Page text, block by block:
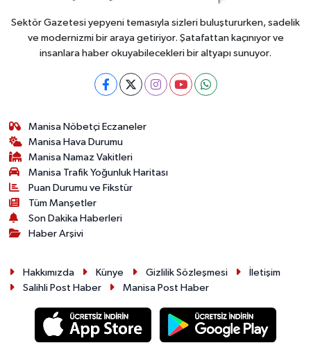
Sektör Gazetesi yepyeni temasıyla sizleri buluştururken, sadelik
ve modernizmi bir araya getiriyor. Şatafattan kaçınıyor ve
insanlara haber okuyabilecekleri bir altyapı sunuyor.
Manisa Nöbetçi Eczaneler
Manisa Hava Durumu
Manisa Namaz Vakitleri
Manisa Trafik Yoğunluk Haritası
Puan Durumu ve Fikstür
Tüm Manşetler
Son Dakika Haberleri
Haber Arşivi
Hakkımızda Künye Gizlilik Sözleşmesi
İletişim
Salihli Post Haber
Manisa Post Haber